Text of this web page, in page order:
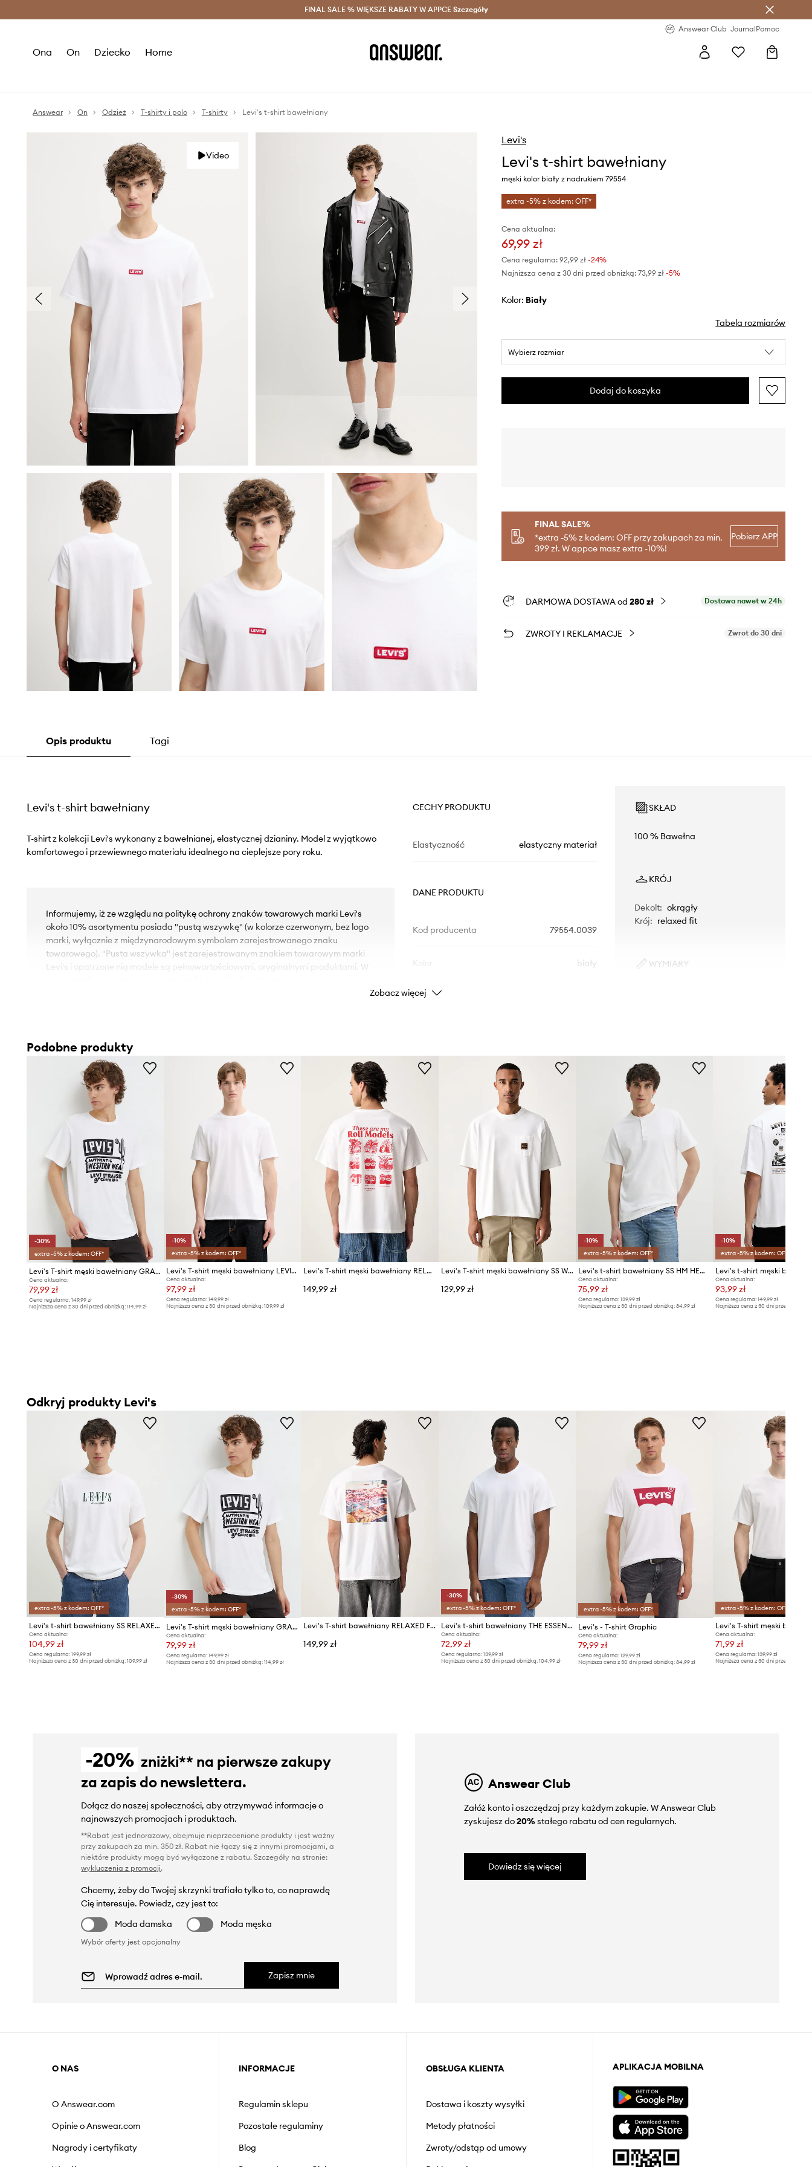
Oszczędzaj z Answear Club > Dostawa nawet w 24h >
FINAL SALE % WIĘKSZE RABATY W APPCE Szczegóły
Answear Club JournalPomoc
Ona On Dziecko Home
Answear On Odzież T-shirty i polo T-shirty Levi's t-shirt bawełniany
Video
Levi's
Levi's t-shirt bawełniany
męski kolor biały z nadrukiem 79554
extra -5% z kodem: OFF*
Cena aktualna:
69,99 zł
Cena regularna: 92,99 zł-24%
Najniższa cena z 30 dni przed obniżką: 73,99 zł -5%
Kolor: biały
Tabela rozmiarów
Wybierz rozmiar
Dodaj do koszyka
FINAL SALE%
*extra -5% z kodem: OFF przy zakupach za min.
399 zł. W appce masz extra -10%!
Pobierz APP
DARMOWA DOSTAWA od 280 zł Dostawa nawet w 24h
ZWROTY I REKLAMACJE Zwrot do 30 dni
Opis produktu Tagi
Levi's t-shirt bawełniany
T-shirt z kolekcji Levi's wykonany z bawełnianej, elastycznej dzianiny. Model z wyjątkowo
komfortowego i przewiewnego materiału idealnego na cieplejsze pory roku.
Informujemy, iż ze względu na politykę ochrony znaków towarowych marki Levi's
około 10% asortymentu posiada "pustą wszywkę" (w kolorze czerwonym, bez logo
marki, wyłącznie z międzynarodowym symbolem zarejestrowanego znaku
towarowego). "Pusta wszywka" jest zarejestrowanym znakiem towarowym marki
Levi's i opatrzone nią modele są pełnowartościowymi, oryginalnymi produktami. W
- Klasyczny, okrągły dekolt.
- Model z nadrukiem.
- Długość: 73 cm.
- Szerokość pod pachami: 59 cm.
- Wymiary podane dla rozmiaru: L.
CECHY PRODUKTU
Elastyczność elastyczny materiał
DANE PRODUKTU
Kod producenta 79554.0039
biały
Marka
ID Produktu
SKŁAD
100 % Bawełna
KRÓJ
Dekolt: okrągły
Krój: relaxed fit
WYMIARY
Tabela rozmiarów
Zobacz więcej
Podobne produkty
-30%
extra -5% z kodem: OFF*
Levi's T-shirt męski bawełniany GRAPHIC CREWNECK
Cena aktualna:
79,99 zł
Cena regularna: 149,99 zł
Najniższa cena z 30 dni przed obniżką: 114,99 zł
-10%
extra -5% z kodem: OFF*
Levi's T-shirt męski bawełniany LEVIS ORIGINAL TEE
Cena aktualna:
97,99 zł
Cena regularna:149,99 zł
Najniższa cena z 30 dni przed obniżką:109,99 zł
Levi's T-shirt męski bawełniany RELAXED FIT TEE
149,99 zł
Levi's T-shirt męski bawełniany SS WORKWEAR PKT
129,99 zł
-10%
extra -5% z kodem: OFF*
Levi's t-shirt bawełniany SS HM HENLEY
Cena aktualna:
75,99 zł
Cena regularna:139,99 zł
Najniższa cena z 30 dni przed obniżką:84,99 zł
-10%
extra -5% z kodem: OFF*
Cena aktualna:
93,99 zł
Cena regularna: 149,99 zł
Najniższa cena z 30 dni przed obniżką:
Odkryj produkty Levi's
extra -5% z kodem: OFF*
Levi's t-shirt bawełniany SS RELAXED FIT TEE
Cena aktualna:
104,99 zł
Cena regularna: 199,99 zł
Najniższa cena z 30 dni przed obniżką: 109,99 zł
-30%
extra -5% z kodem: OFF*
Levi's T-shirt męski bawełniany GRAPHIC CREWNECK
Cena aktualna:
79,99 zł
Cena regularna:149,99 zł
Najniższa cena z 30 dni przed obniżką:114,99 zł
Levi's T-shirt bawełniany RELAXED FIT TEE
149,99 zł
-30%
extra -5% z kodem: OFF*
Levi's t-shirt bawełniany THE ESSENTIAL TEE
Cena aktualna:
72,99 zł
Cena regularna: 139,99 zł
Najniższa cena z 30 dni przed obniżką: 104,99 zł
extra -5% z kodem: OFF*
Levi's - T-shirt Graphic
Cena aktualna:
79,99 zł
Cena regularna:129,99 zł
Najniższa cena z 30 dni przed obniżką:84,99 zł
extra -5% z kodem: OFF*
Levi's T-shirt męski
Cena aktualna:
71,99 zł
Cena regularna: 139,99 zł
Najniższa cena z 30 dni przed obniżką:
-20% zniżki** na pierwsze zakupy
za zapis do newslettera.
Dołącz do naszej społeczności, aby otrzymywać informacje o
najnowszych promocjach i produktach.
**Rabat jest jednorazowy, obejmuje nieprzecenione produkty i jest ważny
przy zakupach za min. 350 zł. Rabat nie łączy się z innymi promocjami, a
niektóre produkty mogą być wyłączone z rabatu. Szczegóły na stronie:
wykluczenia z promocji.
Chcemy, żeby do Twojej skrzynki trafiało tylko to, co naprawdę
Cię interesuje. Powiedz, czy jest to:
Moda damska
Moda męska
Wybór oferty jest opcjonalny
Zapisz mnie
Answear Club
Załóż konto i oszczędzaj przy każdym zakupie. W Answear Club
zyskujesz do20%stałego rabatu od cen regularnych.
Dowiedz się więcej
O NAS
O Answear.com
Opinie o Answear.com
Nagrody i certyfikaty
INFORMACJE
Regulamin sklepu
Pozostałe regulaminy
Blog
OBSŁUGA KLIENTA
Dostawa i koszty wysyłki
Metody płatności
Zwroty/odstąp od umowy
APLIKACJA MOBILNA